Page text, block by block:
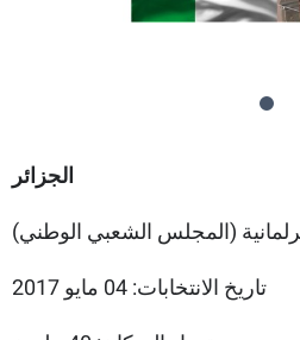
الجزائر
(المجلس الشعبي الوطني)
تاريخ الانتخابات: 04 مايو 2017